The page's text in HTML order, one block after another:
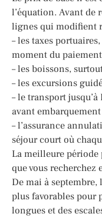
l’équation. Avant de
lignes qui modifient
– les taxes
moment du paiement
– les boissons,
– les excursions
– le transport
avant embarquement
– l’assurance
séjour court où
La meilleure
que vous
De mai à
plus favorables pour
longues et des